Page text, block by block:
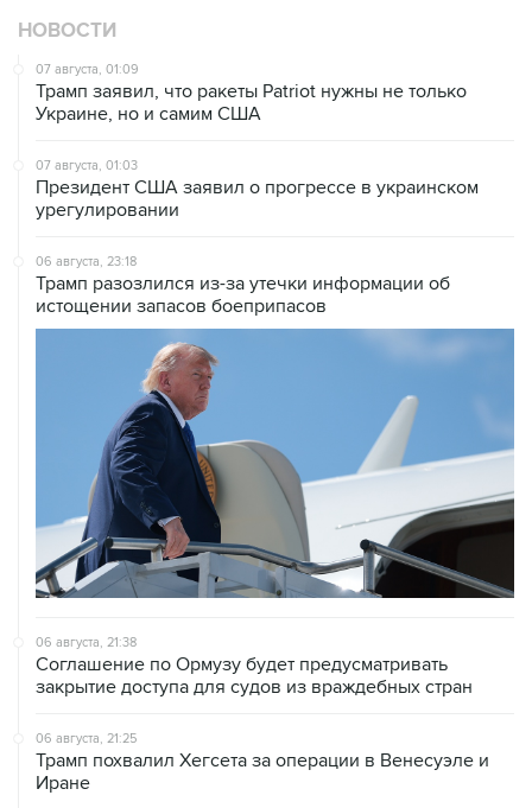
07 августа, 01:09
Трамп заявил, что ракеты Patriot нужны не только
Украине, но и самим США
07 августа, 01:03
урегулировании
06 августа, 23:18
истощении запасов боеприпасов
06 августа, 21:38
закрытие доступа для судов из враждебных стран
06 августа, 21:25
Иране
06 августа, 20:30